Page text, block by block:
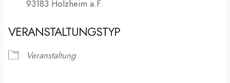
93183 Holzheim a.F.
VERANSTALTUNGSTYP
Veranstaltung